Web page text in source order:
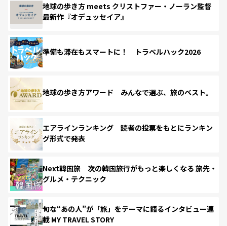
地球の歩き方 meets クリストファー・ノーラン監督
最新作『オデュッセイア』
準備も滞在もスマートに！ トラベルハック2026
地球の歩き方アワード みんなで選ぶ、旅のベスト。
エアラインランキング 読者の投票をもとにランキン
グ形式で発表
Next韓国旅 次の韓国旅行がもっと楽しくなる 旅先・
グルメ・テクニック
旬な“あの人”が「旅」をテーマに語るインタビュー連
載 MY TRAVEL STORY